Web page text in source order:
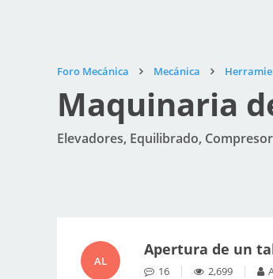
Foro Mecánica Mecánica
Maquinaria
Elevadores, Equilibrado,
AL
Apertura de un
16 2,699